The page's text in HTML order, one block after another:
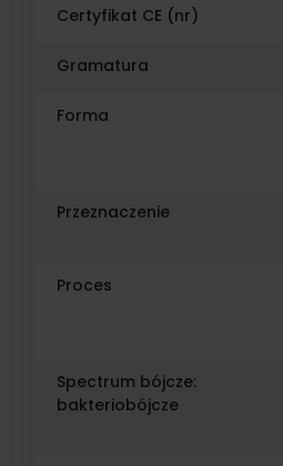
Certyfikat CE (nr)
Gramatura
Forma
Przeznaczenie
Proces
Spectrum bójcze:
bakteriobójcze